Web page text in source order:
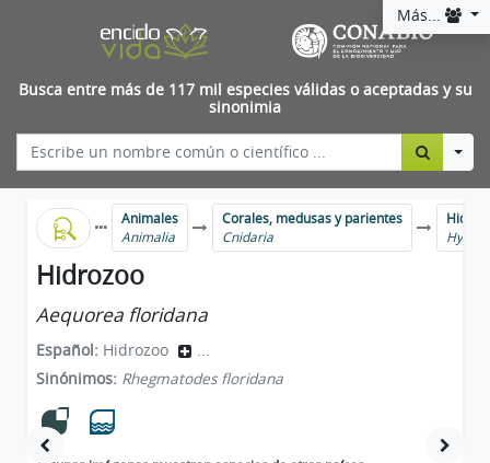
Más...
Busca entre más de 117 mil especies válidas o aceptadas y su
sinonimia
Animales
Animalia
Corales, medusas y parientes
Cnidaria
Hidrozoo
Aequorea floridana
Español: Hidrozoo
...
Sinónimos: Rhegmatodes floridana